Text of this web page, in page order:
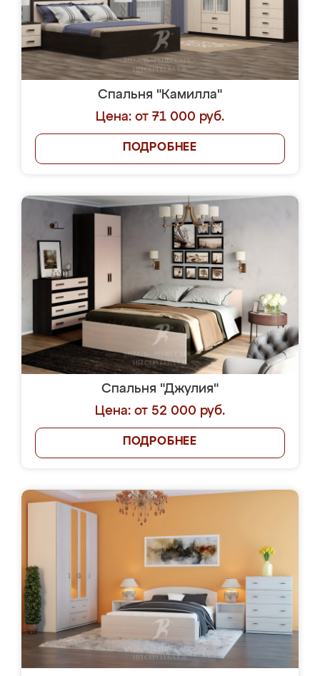
Спальня "Камилла"
Цена: от 71 000 руб.
ПОДРОБНЕЕ
Спальня "Джулия"
Цена: от 52 000 руб.
ПОДРОБНЕЕ